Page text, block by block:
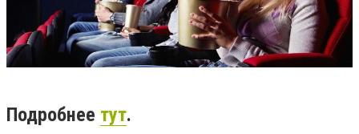
Подробнее тут.